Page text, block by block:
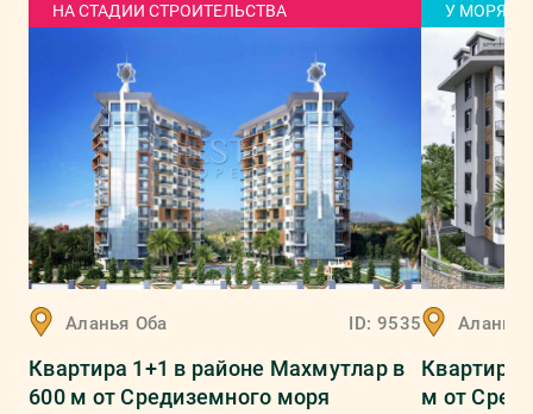
НА СТАДИИ СТРОИТЕЛЬСТВА
Аланья Оба ID: 9535
Квартира 1+1 в районе Махмутлар в
600 м от Средиземного моря
У МОРЯ
Аланья
Квартира
м от